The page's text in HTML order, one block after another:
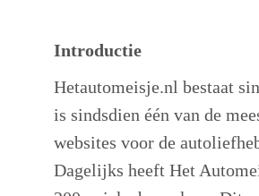
Introductie
Hetautomeisje.nl bestaat
is sindsdien één van de
websites voor de
Dagelijks heeft Het